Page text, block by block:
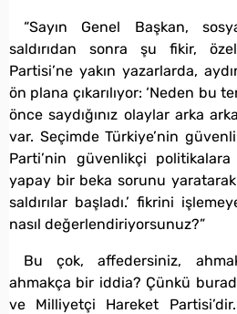
“Sayın Genel Başkan,
saldırıdan sonra şu fikir,
Partisi’ne yakın yazarlarda,
ön plana çıkarılıyor: ‘Neden bu
önce saydığınız olaylar arka
var. Seçimde Türkiye’nin
Parti’nin güvenlikçi
yapay bir beka sorunu
saldırılar başladı.’ fikrini
nasıl değerlendiriyorsunuz?”
Bu çok, affedersiniz,
ahmakça bir iddia? Çünkü
ve Milliyetçi Hareket